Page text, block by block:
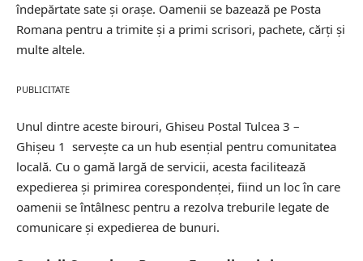
îndepărtate sate și orașe. Oamenii se bazează pe Posta
Romana pentru a trimite și a primi scrisori, pachete, cărți și
multe altele.
PUBLICITATE
Unul dintre aceste birouri, Ghiseu Postal Tulcea 3 –
Ghişeu 1 servește ca un hub esențial pentru comunitatea
locală. Cu o gamă largă de servicii, acesta facilitează
expedierea și primirea corespondenței, fiind un loc în care
oamenii se întâlnesc pentru a rezolva treburile legate de
comunicare și expedierea de bunuri.